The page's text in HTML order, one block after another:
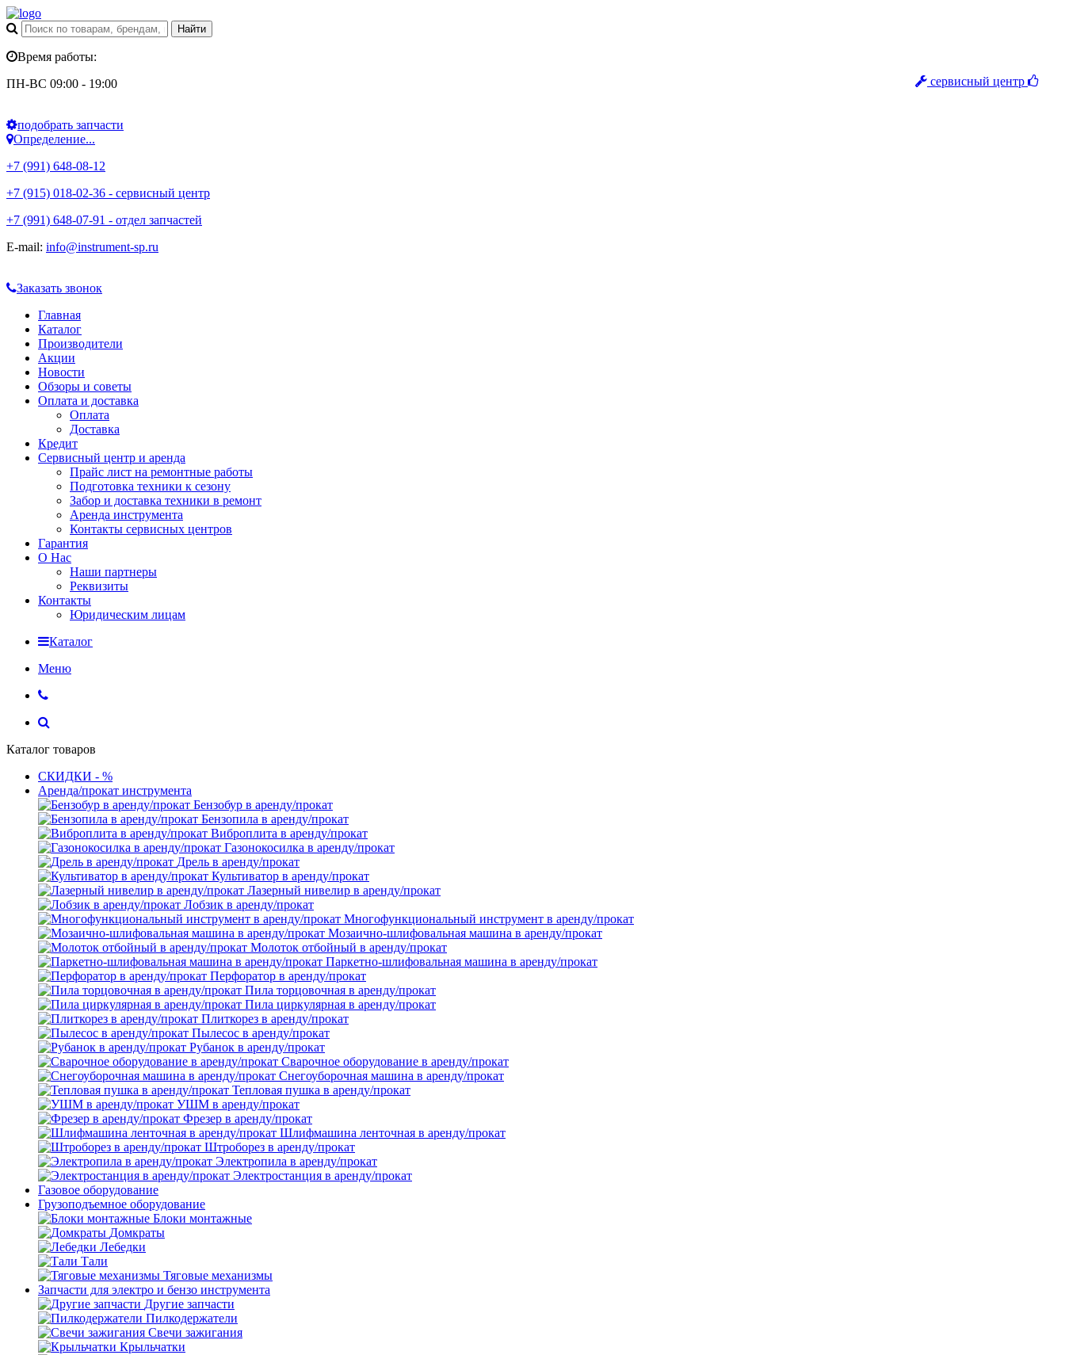
сервисный центр
Время работы:
ПН-ВС 09:00 - 19:00
подобрать запчасти
Определение...
+7 (991) 648-08-12
+7 (915) 018-02-36 - сервисный центр
+7 (991) 648-07-91 - отдел запчастей
E-mail: info@instrument-sp.ru
Заказать звонок
Главная
Каталог
Производители
Акции
Новости
Обзоры и советы
Оплата и доставка
Оплата
Доставка
Кредит
Сервисный центр и аренда
Прайс лист на ремонтные работы
Подготовка техники к сезону
Забор и доставка техники в ремонт
Аренда инструмента
Контакты сервисных центров
Гарантия
О Нас
Наши партнеры
Реквизиты
Контакты
Юридическим лицам
Каталог
Меню
Каталог товаров
СКИДКИ - %
Аренда/прокат инструмента
Бензобур в аренду/прокат
Бензопила в аренду/прокат
Виброплита в аренду/прокат
Газонокосилка в аренду/прокат
Дрель в аренду/прокат
Культиватор в аренду/прокат
Лазерный нивелир в аренду/прокат
Лобзик в аренду/прокат
Многофункциональный инструмент в аренду/прокат
Мозаично-шлифовальная машина в аренду/прокат
Молоток отбойный в аренду/прокат
Паркетно-шлифовальная машина в аренду/прокат
Перфоратор в аренду/прокат
Пила торцовочная в аренду/прокат
Пила циркулярная в аренду/прокат
Плиткорез в аренду/прокат
Пылесос в аренду/прокат
Рубанок в аренду/прокат
Сварочное оборудование в аренду/прокат
Снегоуборочная машина в аренду/прокат
Тепловая пушка в аренду/прокат
УШМ в аренду/прокат
Фрезер в аренду/прокат
Шлифмашина ленточная в аренду/прокат
Штроборез в аренду/прокат
Электропила в аренду/прокат
Электростанция в аренду/прокат
Газовое оборудование
Грузоподъемное оборудование
Блоки монтажные
Домкраты
Лебедки
Тали
Тяговые механизмы
Запчасти для электро и бензо инструмента
Другие запчасти
Пилкодержатели
Свечи зажигания
Крыльчатки